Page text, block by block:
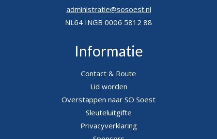
administratie@sosoest.nl
NL64 INGB 0006 5812 88
Informatie
Contact & Route
Lid worden
Overstappen naar SO Soest
Sleuteluitgifte
Privacyverklaring